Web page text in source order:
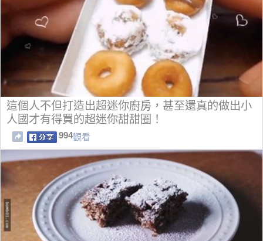
這個人不但打造出超迷你廚房，甚至還真的做出小
人國才有得買的超迷你甜甜圈！
994觀看